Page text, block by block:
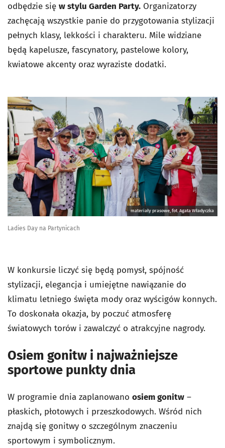
odbędzie się w stylu Garden Party. Organizatorzy
zachęcają wszystkie panie do przygotowania stylizacji
pełnych klasy, lekkości i charakteru. Mile widziane
będą kapelusze, fascynatory, pastelowe kolory,
kwiatowe akcenty oraz wyraziste dodatki.
materiały prasowe, fot. Agata Władyczka
Ladies Day na Partynicach
W konkursie liczyć się będą pomysł, spójność
stylizacji, elegancja i umiejętne nawiązanie do
klimatu letniego święta mody oraz wyścigów konnych.
To doskonała okazja, by poczuć atmosferę
światowych torów i zawalczyć o atrakcyjne nagrody.
Osiem gonitw i najważniejsze
sportowe punkty dnia
W programie dnia zaplanowano osiem gonitw –
płaskich, płotowych i przeszkodowych. Wśród nich
znajdą się gonitwy o szczególnym znaczeniu
sportowym i symbolicznym.